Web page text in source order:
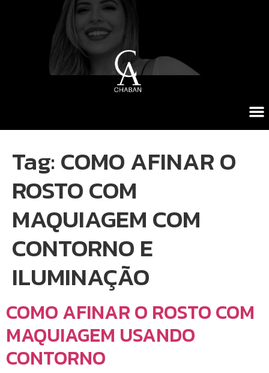
Tag: COMO AFINAR O
ROSTO COM
MAQUIAGEM COM
CONTORNO E
ILUMINAÇÃO
COMO AFINAR O ROSTO COM
MAQUIAGEM USANDO
CONTORNO